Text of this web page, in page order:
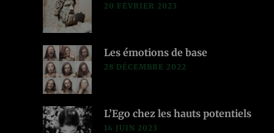
20 FÉVRIER 2023
Les émotions de base
28 DÉCEMBRE 2022
L’Ego chez les hauts potentiels
14 JUIN 2023